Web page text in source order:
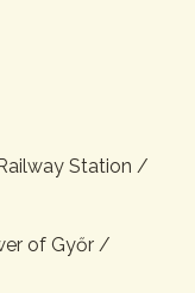
Station /
of Győr /